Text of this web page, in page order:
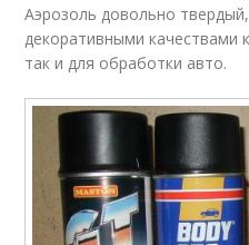
Аэрозоль довольно
декоративными качествами
так и для обработки авто.